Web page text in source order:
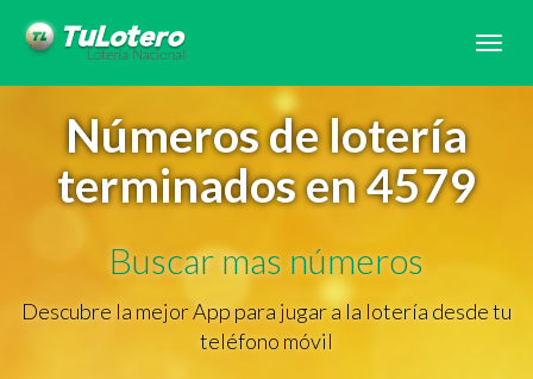
Números de lotería
terminados en 4579
Buscar mas números
Descubre la mejor App para jugar a la lotería desde tu
teléfono móvil